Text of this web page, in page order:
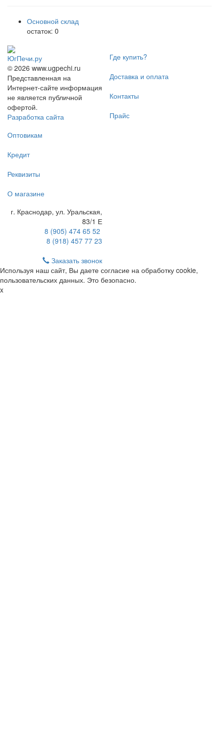
Основной склад
остаток: 0
ЮгПечи.ру
© 2026 www.ugpechi.ru
Представленная на
Интернет-сайте информация
не является публичной
офертой.
Разработка сайта
Где купить?
Доставка и оплата
Контакты
Прайс
Оптовикам
Кредит
Реквизиты
О магазине
г. Краснодар, ул. Уральская,
83/1 Е
8 (905) 474 65 52
8 (918) 457 77 23
Заказать звонок
Используя наш сайт, Вы даете согласие на обработку cookie,
пользовательских данных. Это безопасно.
x